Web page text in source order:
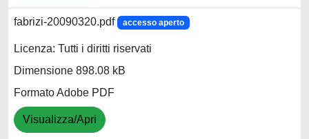
fabrizi-20090320.pdf accesso aperto
Licenza: Tutti i diritti riservati
Dimensione 898.08 kB
Formato Adobe PDF
Visualizza/Apri